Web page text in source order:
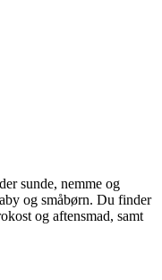
sunde, nemme og
og småbørn. Du finder
og aftensmad, samt